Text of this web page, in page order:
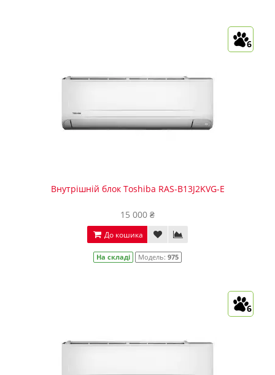
6
Внутрішній блок Toshiba RAS-B13J2KVG-E
15 000 ₴
До кошика
На складі Модель: 975
6